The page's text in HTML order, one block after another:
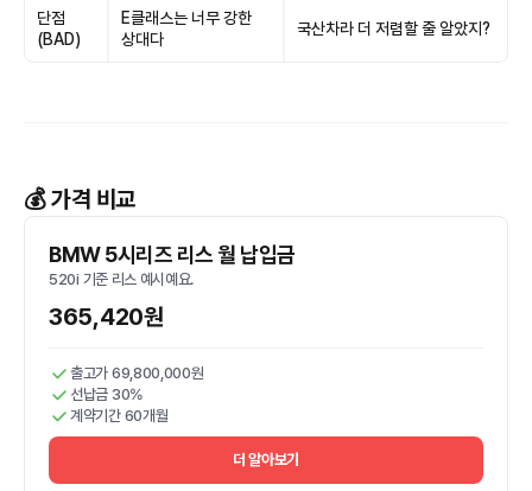
단점
(BAD)
E클래스는 너무 강한
상대다
국산차라 더 저렴할 줄 알았지?
💰 가격 비교
BMW 5시리즈 리스 월 납입금
520i 기준 리스 예시예요.
365,420원
출고가 69,800,000원
선납금 30%
계약기간 60개월
더 알아보기